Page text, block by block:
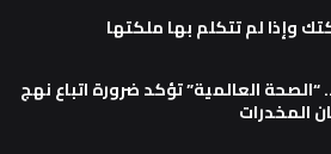
وإذا لم تتكلم بها ملكتها
“الصحة العالمية” تؤكد ضرورة اتباع نهج
المخدرات